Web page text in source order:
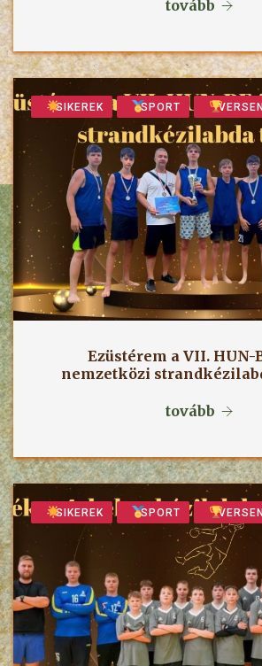
tovább
SIKEREK SPORT
Ezüstérem a VII. HUN-
nemzetközi
tovább
SIKEREK SPORT